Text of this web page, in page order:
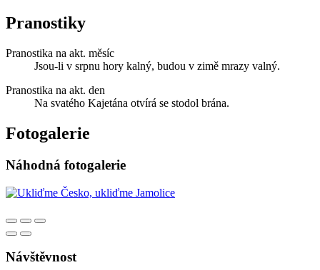
Pranostiky
Pranostika na akt. měsíc
Jsou-li v srpnu hory kalný, budou v zimě mrazy valný.
Pranostika na akt. den
Na svatého Kajetána otvírá se stodol brána.
Fotogalerie
Náhodná fotogalerie
Návštěvnost